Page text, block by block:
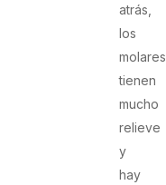
atrás,
los
molares
tienen
mucho
relieve
y
hay